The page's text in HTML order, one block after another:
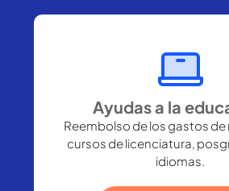
Ayudas a la
Reembolso de los gastos de
cursos de licenciatura,
idiomas.